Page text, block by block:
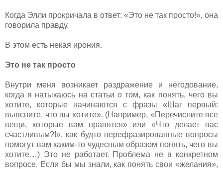
Когда Элли прокричала в ответ: «Это не так просто!», она
говорила правду.
В этом есть некая ирония.
Это не так просто
Внутри меня возникает раздражение и негодование,
когда я натыкаюсь на статьи о том, как понять, чего вы
хотите, которые начинаются с фразы «Шаг первый:
выясните, что вы хотите». (Например, «Перечислите все
вещи, которые вам нравятся» или «Что делает вас
счастливым?!», как будто перефразированные вопросы
помогут вам каким-то чудесным образом понять, чего вы
хотите…) Это не работает. Проблема не в конкретном
вопросе. Если бы мы знали, как понять свои «желания»,